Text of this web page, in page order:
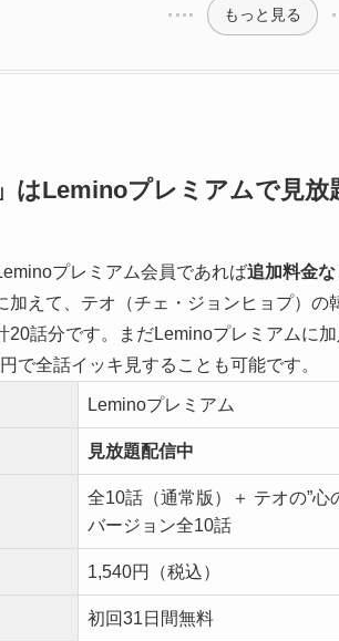
もっと見る
はLeminoプレミアムで見放
プレミアム会員であれば追加料金
加えて、テオ（チェ・ジョンヒョプ）の
20話分です。まだLeminoプレミアムに
で全話イッキ見することも可能です。
Leminoプレミアム
見放題配信中
全10話（通常版）＋ テオの”心
バージョン全10話
1,540円（税込）
初回31日間無料